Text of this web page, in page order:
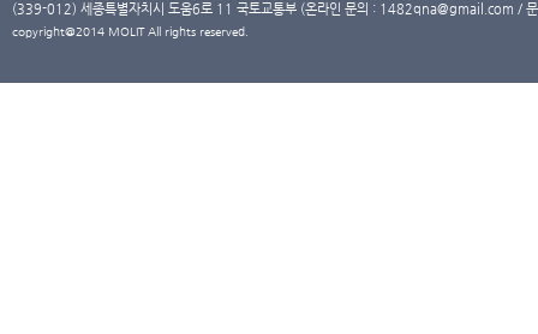
(339-012) 세종특별자치시 도움6로 11 국토교통부 (온라인 문의 : 1482qna@gmail.com /
copyright@2014 MOLIT All rights reserved.